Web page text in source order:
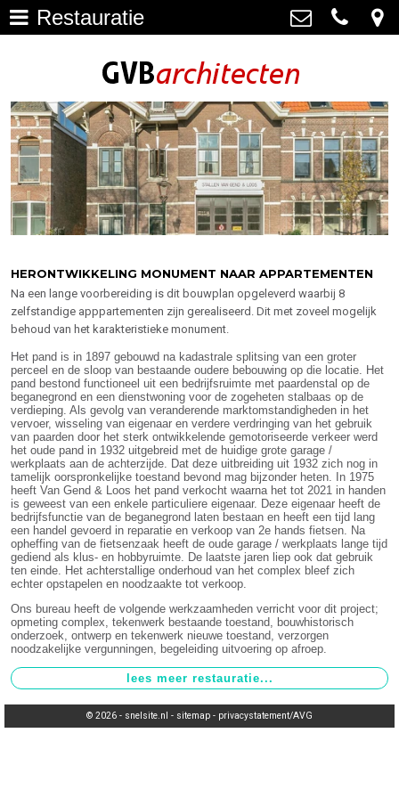
Bouwhistorie >
Onderhoud >
impressie oudere projecten >
Actueel >
GVB architecten
Haagweg 4-G3, 2311 AA Leiden
info@gvbarchitecten.nl
Restauratie
HERONTWIKKELING MONUMENT NAAR APPARTEMENTEN
Na een lange voorbereiding is dit bouwplan opgeleverd waarbij 8
zelfstandige apppartementen zijn gerealiseerd. Dit met zoveel mogelijk
behoud van het karakteristieke monument.
Het pand is in 1897 gebouwd na kadastrale splitsing van een groter
perceel en de sloop van bestaande oudere bebouwing op die locatie. Het
pand bestond functioneel uit een bedrijfsruimte met paardenstal op de
beganegrond en een dienstwoning voor de zogeheten stalbaas op de
verdieping. Als gevolg van veranderende marktomstandigheden in het
vervoer, wisseling van eigenaar en verdere verdringing van het gebruik
van paarden door het sterk ontwikkelende gemotoriseerde verkeer werd
het oude pand in 1932 uitgebreid met de huidige grote garage /
werkplaats aan de achterzijde. Dat deze uitbreiding uit 1932 zich nog in
tamelijk oorspronkelijke toestand bevond mag bijzonder heten. In 1975
heeft Van Gend & Loos het pand verkocht waarna het tot 2021 in handen
is geweest van een enkele particuliere eigenaar. Deze eigenaar heeft de
bedrijfsfunctie van de beganegrond laten bestaan en heeft een tijd lang
een handel gevoerd in reparatie en verkoop van 2e hands fietsen. Na
opheffing van de fietsenzaak heeft de oude garage / werkplaats lange tijd
gediend als klus- en hobbyruimte. De laatste jaren liep ook dat gebruik
ten einde. Het achterstallige onderhoud van het complex bleef zich
echter opstapelen en noodzaakte tot verkoop.
Ons bureau heeft de volgende werkzaamheden verricht voor dit project;
opmeting complex, tekenwerk bestaande toestand, bouwhistorisch
onderzoek, ontwerp en tekenwerk nieuwe toestand, verzorgen
noodzakelijke vergunningen, begeleiding uitvoering op afroep.
© 2026 - snelsite.nl - sitemap - privacystatement/AVG